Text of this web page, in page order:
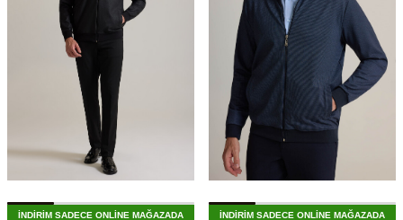
İNDİRİM SADECE ONLİNE MAĞAZADA
İNDİRİM SADECE ONLİNE MAĞAZADA